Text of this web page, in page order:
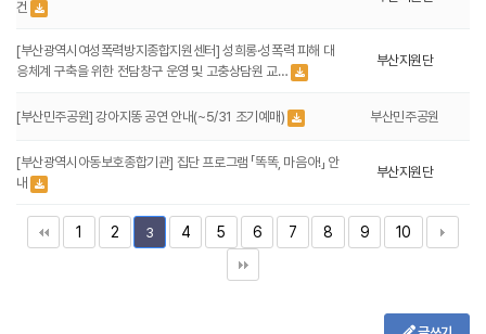
건
[부산광역시여성폭력방지종합지원센터] 성희롱·성폭력 피해 대
응체계 구축을 위한 전담창구 운영 및 고충상담원 교…
부산지원단
[부산민주공원] 강아지똥 공연 안내(~5/31 조기예매) 부산민주공원
[부산광역시아동보호종합기관] 집단 프로그램 「똑똑, 마음아!」 안
내
부산지원단
1 2 3 4 5 6 7 8 9 10